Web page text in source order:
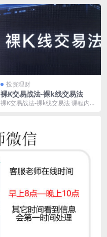
础上 筹码实战系...
投资理财
裸K交易战法-裸k线交易法
裸K交易战法-裸k线交易法 课程内容